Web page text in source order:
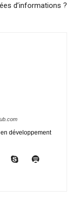
d’informations ?
développement